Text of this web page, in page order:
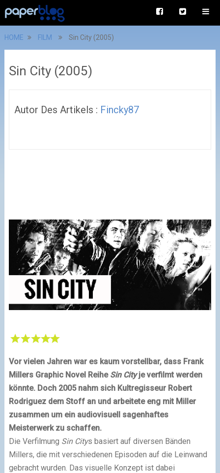
HOME FILM Sin City (2005)
Sin City (2005)
Autor Des Artikels : Fincky87
Vor vielen Jahren war es kaum vorstellbar, dass Frank
Millers Graphic Novel Reihe Sin Cityje verfilmt werden
könnte. Doch 2005 nahm sich Kultregisseur Robert
Rodriguez dem Stoff an und arbeitete eng mit Miller
zusammen um ein audiovisuell sagenhaftes
Meisterwerk zu schaffen.
Die Verfilmung Sin Citys basiert auf diversen Bänden
Millers, die mit verschiedenen Episoden auf die Leinwand
gebracht wurden. Das visuelle Konzept ist dabei